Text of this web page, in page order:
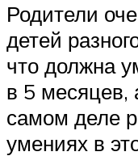
Родители
детей
что должна
в 5 месяцев,
самом деле
умениях в